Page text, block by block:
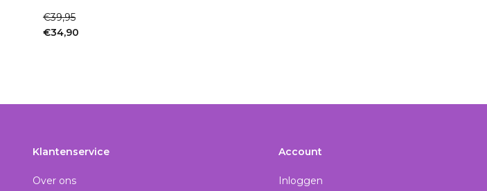
€39,95
€34,90
Klantenservice
Over ons
Account
Inloggen